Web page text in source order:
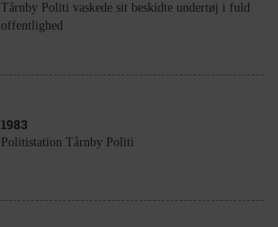
Tårnby Politi vaskede sit beskidte undertøj i fuld
offentlighed
1983
Politistation Tårnby Politi